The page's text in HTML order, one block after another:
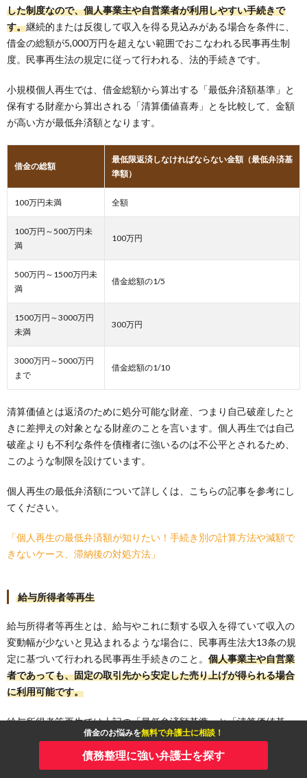
借金のお悩みを無料で弁護士に相談！
債務整理に強い弁護士を探す
した制度なので、個人事業主や自営業者が利用しやすい手続きで
す。継続的または反復して収入を得る見込みがある場合を条件に、
借金の総額が5,000万円を超えない範囲でおこなわれる民事再生制
度。民事再生法の規定に従って行われる、法的手続きです。
小規模個人再生では、借金総額から算出する「最低弁済額基準」と
保有する財産から算出される「清算価値喜寿」とを比較して、金額
が高い方が最低弁済額となります。
借金の総額
最低限返済しなければならない金額（最低弁済基
準額）
100万円未満 全額
100万円～500万円未
満
100万円
500万円～1500万円未
満
借金総額の1/5
1500万円～3000万円
未満
300万円
3000万円～5000万円
まで
借金総額の1/10
清算価値とは返済のために処分可能な財産、つまり自己破産したと
きに差押えの対象となる財産のことを言います。個人再生では自己
破産よりも不利な条件を債権者に強いるのは不公平とされるため、
このような制限を設けています。
個人再生の最低弁済額について詳しくは、こちらの記事を参考にし
てください。
「個人再生の最低弁済額が知りたい！手続き別の計算方法や減額で
きないケース、滞納後の対処方法」
給与所得者等再生
給与所得者等再生とは、給与やこれに類する収入を得ていて収入の
変動幅が少ないと見込まれるような場合に、民事再生法大13条の規
定に基づいて行われる民事再生手続きのこと。 個人事業主や自営業
者であっても、固定の取引先から安定した売り上げが得られる場合
に利用可能です。
給与所得者等再生では上記の「最低弁済額基準」と「清算価値基
準」の他に、「可処分所得基準」を比較して最も高い金額以上を最
低弁済額としなければなりません。可処分所得は2年分で、年間の収
入から所得税・住民税・社会保険料・標準生計費を引いて算出しま